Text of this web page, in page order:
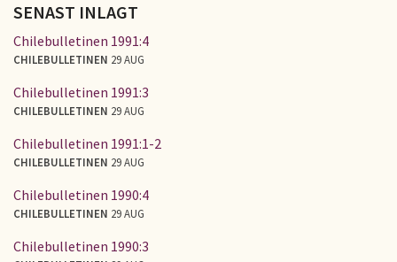
SENAST INLAGT
Chilebulletinen 1991:4
CHILEBULLETINEN 29 AUG
Chilebulletinen 1991:3
CHILEBULLETINEN 29 AUG
Chilebulletinen 1991:1-2
CHILEBULLETINEN 29 AUG
Chilebulletinen 1990:4
CHILEBULLETINEN 29 AUG
Chilebulletinen 1990:3